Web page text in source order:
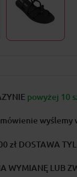
powyżej 10
wyślemy
zł DOSTAWA
WYMIANĘ LUB